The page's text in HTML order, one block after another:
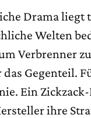
Drama liegt
Welten
Verbrenner
Gegenteil.
Ein
ihre